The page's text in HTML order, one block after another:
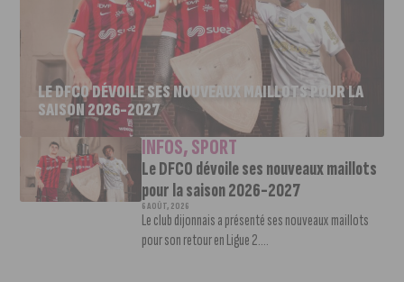
LE DFCO DÉVOILE SES NOUVEAUX MAILLOTS POUR LA
SAISON 2026-2027
INFOS,SPORT
Le DFCO dévoile ses nouveaux maillots
pour la saison 2026-2027
6 AOÛT, 2026
Le club dijonnais a présenté ses nouveaux maillots
pour son retour en Ligue 2....